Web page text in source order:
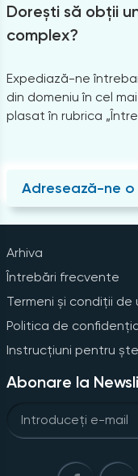
Dorești să obții
complex?
Expediază-ne
din domeniu în cel
plasat în rubrica
Adresează-ne
Arhiva
Întrebări frecvente
Termeni și condiții de
Politica de
Instrucțiuni pentru
Abonare la